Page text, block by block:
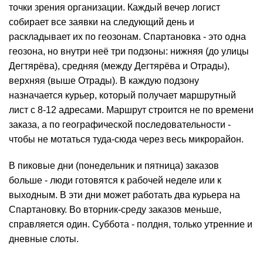
точки зрения организации. Каждый вечер логист
собирает все заявки на следующий день и
раскладывает их по геозонам. Спартановка - это одна
геозона, но внутри неё три подзоны: нижняя (до улицы
Дегтярёва), средняя (между Дегтярёва и Отрады),
верхняя (выше Отрады). В каждую подзону
назначается курьер, который получает маршрутный
лист с 8-12 адресами. Маршрут строится не по времени
заказа, а по географической последовательности -
чтобы не мотаться туда-сюда через весь микрорайон.
В пиковые дни (понедельник и пятница) заказов
больше - люди готовятся к рабочей неделе или к
выходным. В эти дни может работать два курьера на
Спартановку. Во вторник-среду заказов меньше,
справляется один. Суббота - полдня, только утренние и
дневные слоты.